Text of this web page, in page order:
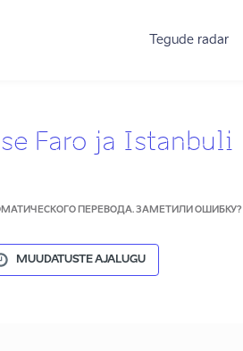
Tegude radar
Faro ja Istanbuli
ПЕРЕВОДА. ЗАМЕТИЛИ ОШИБКУ?
MUUDATUSTE AJALUGU